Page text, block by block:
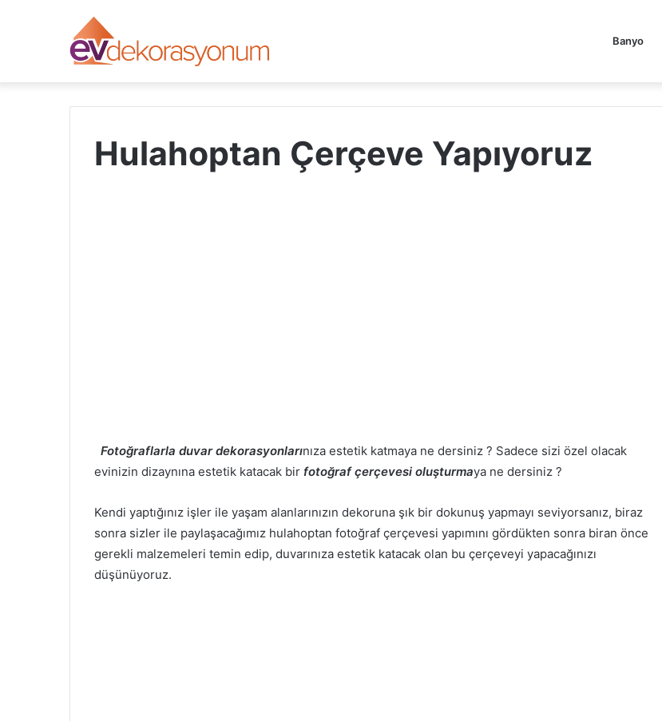
Banyo
Hulahoptan Çerçeve Yapıyoruz
Fotoğraflarla duvar dekorasyonlarınıza estetik katmaya ne dersiniz ? Sadece sizi özel olacak
evinizin dizaynına estetik katacak bir fotoğraf çerçevesi oluşturmaya ne dersiniz ?
Kendi yaptığınız işler ile yaşam alanlarınızın dekoruna şık bir dokunuş yapmayı seviyorsanız, biraz
sonra sizler ile paylaşacağımız hulahoptan fotoğraf çerçevesi yapımını gördükten sonra biran önce
gerekli malzemeleri temin edip, duvarınıza estetik katacak olan bu çerçeveyi yapacağınızı
düşünüyoruz.